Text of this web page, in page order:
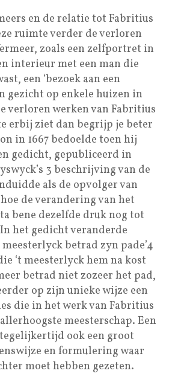
en de relatie tot Fabritius
ruimte verder de verloren
zoals een zelfportret in
interieur met een man die
een ‘bezoek aan een
gezicht op enkele huizen in
verloren werken van Fabritius
erbij ziet dan begrijp je beter
in 1667 bedoelde toen hij
gedicht, gepubliceerd in
3 beschrijving van de
als de opvolger van
de verandering van het
bene dezelfde druk nog tot
het gedicht veranderde
meesterlyck betrad zyn pade’4
‘t meesterlyck hem na kost
betrad niet zozeer het pad,
op zijn unieke wijze een
die in het werk van Fabritius
meesterschap. Een
ook een groot
en formulering waar
moet hebben gezeten.